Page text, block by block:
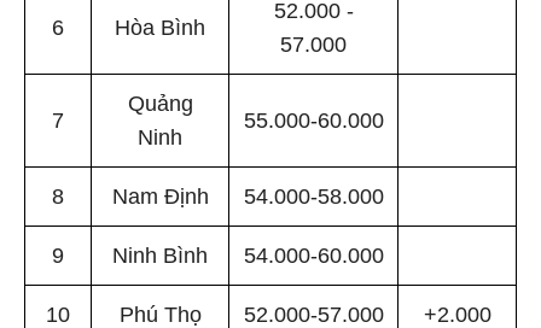
6 Hòa Bình
52.000 -
57.000
7
Quảng
Ninh
55.000-60.000
8 Nam Định 54.000-58.000
9 Ninh Bình 54.000-60.000
10 Phú Thọ 52.000-57.000 +2.000